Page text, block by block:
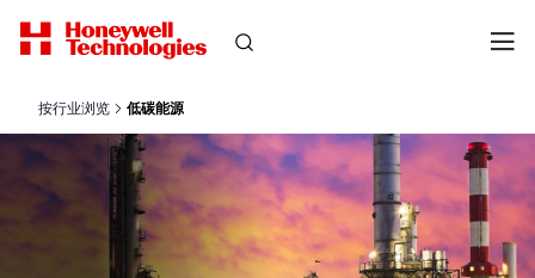
按行业浏览 低碳能源